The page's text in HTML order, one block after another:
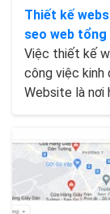
Thiết kế
seo web
Việc thiết kế
công việc kinh
Website là nơi